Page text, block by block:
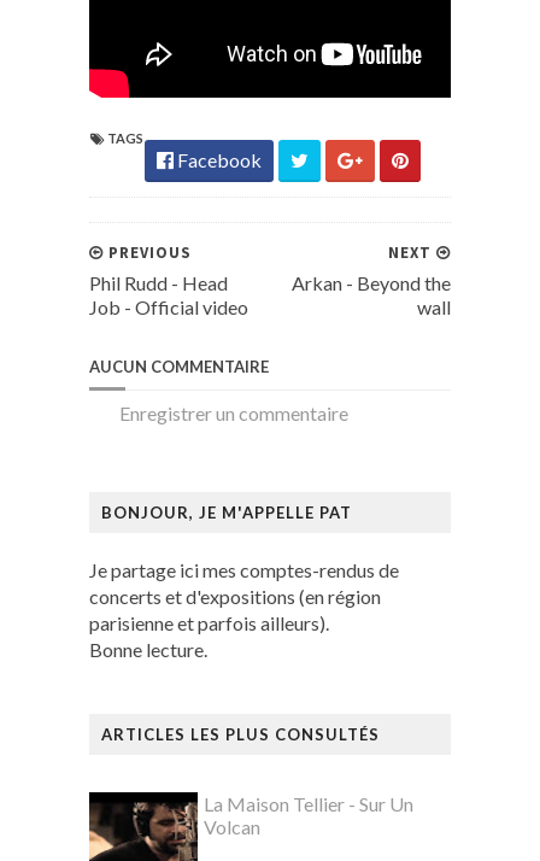
TAGS
Facebook
NEXT
Arkan - Beyond the
wall
PREVIOUS
Phil Rudd - Head
Job - Official video
AUCUN COMMENTAIRE
Enregistrer un commentaire
BONJOUR, JE M'APPELLE PAT
Je partage ici mes comptes-rendus de
concerts et d'expositions (en région
parisienne et parfois ailleurs).
Bonne lecture.
ARTICLES LES PLUS CONSULTÉS
La Maison Tellier - Sur Un
Volcan